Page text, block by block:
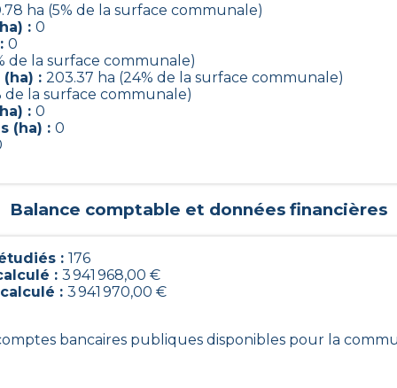
ha (5% de la surface communale)
: 0
0
de la surface communale)
: 203.37 ha (24% de la surface communale)
de la surface communale)
: 0
(ha) : 0
Balance comptable et données financières
: 176
: 3 941 968,00 €
: 3 941 970,00 €
bancaires publiques disponibles pour la